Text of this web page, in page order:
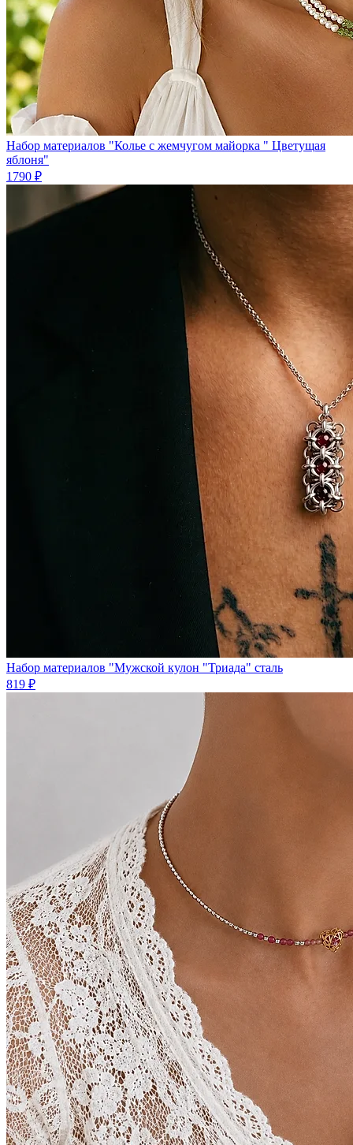
Набор материалов "Колье с жемчугом майорка " Цветущая
яблоня"
1790 ₽
Набор материалов "Мужской кулон "Триада" сталь
819 ₽